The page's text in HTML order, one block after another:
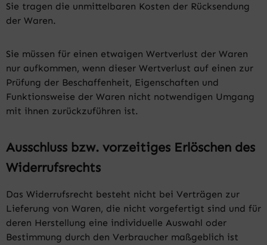
Sie tragen die unmittelbaren Kosten der Rücksendung
der Waren.
Sie müssen für einen etwaigen Wertverlust der Waren
nur aufkommen, wenn dieser Wertverlust auf einen zur
Prüfung der Beschaffenheit, Eigenschaften und
Funktionsweise der Waren nicht notwendigen Umgang
mit ihnen zurückzuführen ist.
Ausschluss bzw. vorzeitiges Erlöschen des
Widerrufsrechts
Das Widerrufsrecht besteht nicht bei Verträgen zur
Lieferung von Waren, die nicht vorgefertigt sind und für
deren Herstellung eine individuelle Auswahl oder
Bestimmung durch den Verbraucher maßgeblich ist